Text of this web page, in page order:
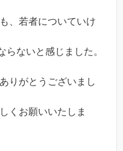
、若者についていけ
ないと感じました。
りがとうございまし
くお願いいたしま